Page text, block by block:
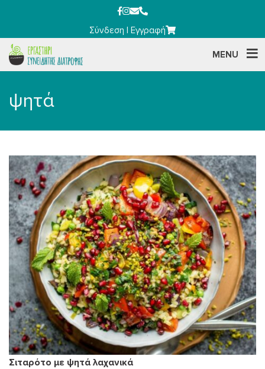
Σύνδεση |Εγγραφή
MENU
ψητά
Σιταρότο με ψητά λαχανικά